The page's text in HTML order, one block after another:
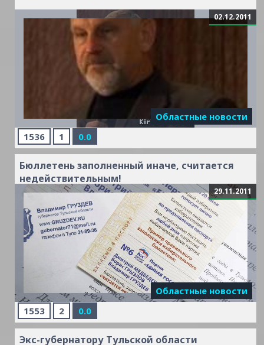
Читать
1536 1 0.0
02.12.2011
Областные новости
Бюллетень заполненный иначе, считается
недействительным!
1553 2 0.0
29.11.2011
Областные новости
Экс-губернатору Тульской области